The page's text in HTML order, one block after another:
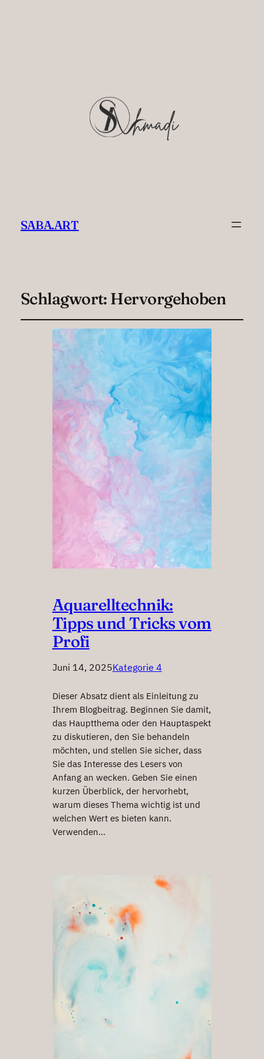
SABA.ART
Schlagwort: Hervorgehoben
Aquarelltechnik:
Tipps und Tricks vom
Profi
Juni 14, 2025Kategorie 4
Dieser Absatz dient als Einleitung zu
Ihrem Blogbeitrag. Beginnen Sie damit,
das Hauptthema oder den Hauptaspekt
zu diskutieren, den Sie behandeln
möchten, und stellen Sie sicher, dass
Sie das Interesse des Lesers von
Anfang an wecken. Geben Sie einen
kurzen Überblick, der hervorhebt,
warum dieses Thema wichtig ist und
welchen Wert es bieten kann.
Verwenden…